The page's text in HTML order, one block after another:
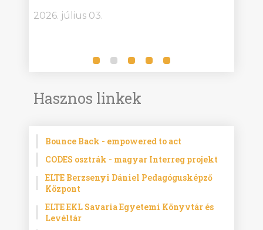
2026. július 03.
Hasznos linkek
Bounce Back - empowered to act
CODES osztrák - magyar Interreg projekt
ELTE Berzsenyi Dániel Pedagógusképző
Központ
ELTE EKL Savaria Egyetemi Könyvtár és
Levéltár